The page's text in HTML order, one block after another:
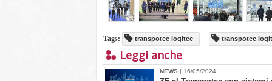
Tags: transpotec logitec transpotec
Leggi anche
NEWS | 16/05/2024